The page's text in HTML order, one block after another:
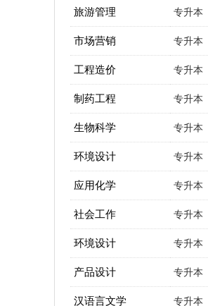
旅游管理 专升本
市场营销 专升本
工程造价 专升本
制药工程 专升本
生物科学 专升本
环境设计 专升本
应用化学 专升本
社会工作 专升本
环境设计 专升本
产品设计 专升本
汉语言文学 专升本